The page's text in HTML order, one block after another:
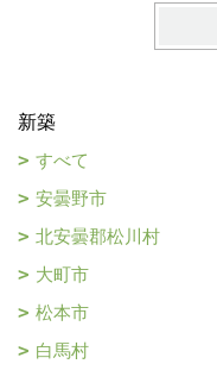
新築
すべて
安曇野市
北安曇郡松川村
大町市
松本市
白馬村